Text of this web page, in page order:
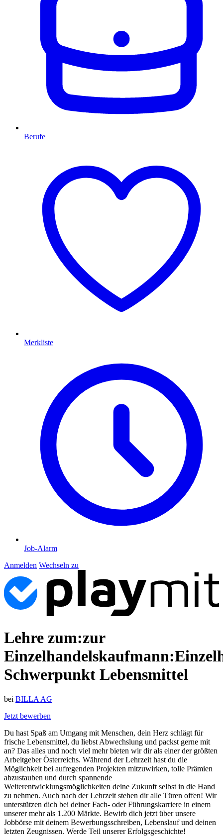
Berufe
Merkliste
Job-Alarm
Anmelden Wechseln zu
Lehre zum:zur
Schwerpunkt Lebensmittel
bei BILLA AG
Jetzt bewerben
Du hast Spaß am Umgang mit Menschen, dein Herz schlägt für
frische Lebensmittel, du liebst Abwechslung und packst gerne mit
an? Das alles und noch viel mehr bieten wir dir als einer der größten
Arbeitgeber Österreichs. Während der Lehrzeit hast du die
Möglichkeit bei aufregenden Projekten mitzuwirken, tolle Prämien
abzustauben und durch spannende
Weiterentwicklungsmöglichkeiten deine Zukunft selbst in die Hand
zu nehmen. Auch nach der Lehrzeit stehen dir alle Türen offen! Wir
unterstützen dich bei deiner Fach- oder Führungskarriere in einem
unserer mehr als 1.200 Märkte. Bewirb dich jetzt über unsere
Jobbörse mit deinem Bewerbungsschreiben, Lebenslauf und deinen
letzten Zeugnissen. Werde Teil unserer Erfolgsgeschichte!